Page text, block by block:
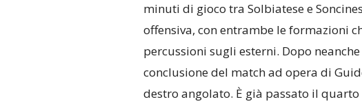
minuti di gioco tra Solbiatese e
offensiva, con entrambe le formazioni
percussioni sugli esterni. Dopo
conclusione del match ad opera di
destro angolato. È già passato il